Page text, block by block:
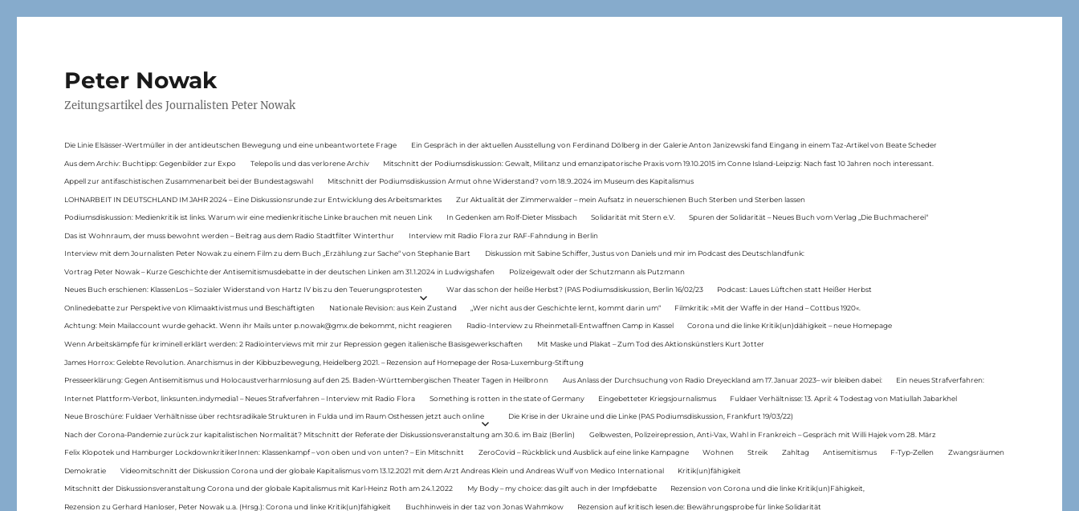
Peter Nowak
Zeitungsartikel des Journalisten Peter Nowak
Die Linie Elsässer-Wertmüller in der antideutschen Bewegung und eine unbeantwortete Frage Ein Gespräch in der aktuellen Ausstellung von Ferdinand Dölberg in der Galerie Anton Janizewski fand Eingang in einem Taz-Artikel von Beate Scheder
Aus dem Archiv: Buchtipp: Gegenbilder zur Expo Telepolis und das verlorene Archiv Mitschnitt der Podiumsdiskussion: Gewalt, Militanz und emanzipatorische Praxis vom 19.10.2015 im Conne Island-Leipzig: Nach fast 10 Jahren noch interessant.
Appell zur antifaschistischen Zusammenarbeit bei der Bundestagswahl Mitschnitt der Podiumsdiskussion Armut ohne Widerstand? vom 18.9..2024 im Museum des Kapitalismus
LOHNARBEIT IN DEUTSCHLAND IM JAHR 2024 – Eine Diskussionsrunde zur Entwicklung des Arbeitsmarktes Zur Aktualität der Zimmerwalder – mein Aufsatz in neuerschienen Buch Sterben und Sterben lassen
Podiumsdiskussion: Medienkritik ist links. Warum wir eine medienkritische Linke brauchen mit neuen Link In Gedenken am Rolf-Dieter Missbach Solidarität mit Stern e.V. Spuren der Solidarität – Neues Buch vom Verlag „Die Buchmacherei“
Das ist Wohnraum, der muss bewohnt werden – Beitrag aus dem Radio Stadtfilter Winterthur Interview mit Radio Flora zur RAF-Fahndung in Berlin
Interview mit dem Journalisten Peter Nowak zu einem Film zu dem Buch „Erzählung zur Sache“ von Stephanie Bart Diskussion mit Sabine Schiffer, Justus von Daniels und mir im Podcast des Deutschlandfunk:
Vortrag Peter Nowak – Kurze Geschichte der Antisemitismusdebatte in der deutschen Linken am 31.1.2024 in Ludwigshafen Polizeigewalt oder der Schutzmann als Putzmann
Neues Buch erschienen: KlassenLos – Sozialer Widerstand von Hartz IV bis zu den Teuerungsprotesten War das schon der heiße Herbst? (PAS Podiumsdiskussion, Berlin 16/02/23 Podcast: Laues Lüftchen statt Heißer Herbst
Onlinedebatte zur Perspektive von Klimaaktivistmus und Beschäftigten Nationale Revision: aus Kein Zustand „Wer nicht aus der Geschichte lernt, kommt darin um“ Filmkritik: »Mit der Waffe in der Hand – Cottbus 1920«.
Achtung: Mein Mailaccount wurde gehackt. Wenn ihr Mails unter p.nowak@gmx.de bekommt, nicht reagieren Radio-Interview zu Rheinmetall-Entwaffnen Camp in Kassel Corona und die linke Kritik(un)dähigkeit – neue Homepage
Wenn Arbeitskämpfe für kriminell erklärt werden: 2 Radiointerviews mit mir zur Repression gegen italienische Basisgewerkschaften Mit Maske und Plakat – Zum Tod des Aktionskünstlers Kurt Jotter
James Horrox: Gelebte Revolution. Anarchismus in der Kibbuzbewegung, Heidelberg 2021. – Rezension auf Homepage der Rosa-Luxemburg-Stiftung
Presseerklärung: Gegen Antisemitismus und Holocaustverharmlosung auf den 25. Baden-Württembergischen Theater Tagen in Heilbronn Aus Anlass der Durchsuchung von Radio Dreyeckland am 17.Januar 2023– wir bleiben dabei: Ein neues Strafverfahren:
Internet Plattform-Verbot, linksunten.indymedia1 – Neues Strafverfahren – Interview mit Radio Flora Something is rotten in the state of Germany Eingebetteter Kriegsjournalismus Fuldaer Verhältnisse: 13. April: 4 Todestag von Matiul­lah Jabarkhel
Neue Broschüre: Fuldaer Verhältnisse über rechtsradikale Strukturen in Fulda und im Raum Osthessen jetzt auch online Die Krise in der Ukraine und die Linke (PAS Podiumsdiskussion, Frankfurt 19/03/22)
Nach der Corona-Pandemie zurück zur kapitalistischen Normalität? Mitschnitt der Referate der Diskussionsveranstaltung am 30.6. im Baiz (Berlin) Gelbwesten, Polizeirepression, Anti-Vax, Wahl in Frankreich – Gespräch mit Willi Hajek vom 28. März
Felix Klopotek und Hamburger LockdownkritikerInnen: Klassenkampf – von oben und von unten? – Ein Mitschnitt ZeroCovid – Rückblick und Ausblick auf eine linke Kampagne Wohnen Streik Zahltag Antisemitismus F-Typ-Zellen Zwangsräumen
Demokratie Videomitschnitt der Diskussion Corona und der globale Kapitalismus vom 13.12.2021 mit dem Arzt Andreas Klein und Andreas Wulf von Medico International Kritik(un)fähigkeit
Mitschnitt der Diskussionsveranstaltung Corona und der globale Kapitalismus mit Karl-Heinz Roth am 24.1.2022 My Body – my choice: das gilt auch in der Impfdebatte Rezension von Corona und die linke Kritik(un)Fähigkeit,
Rezension zu Gerhard Hanloser, Peter Nowak u.a. (Hrsg.): Corona und linke Kritik(un)fähigkeit Buchhinweis in der taz von Jonas Wahmkow Rezension auf kritisch lesen.de: Bewährungsprobe für linke Solidarität